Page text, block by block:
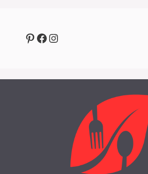
Pinterest
Facebook
Instagram